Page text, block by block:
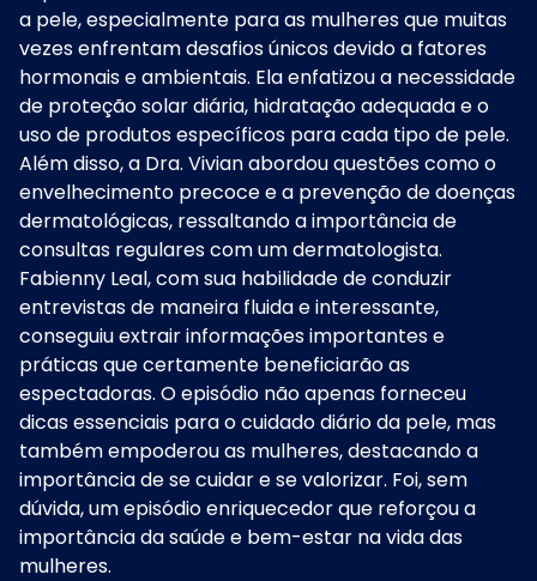
a pele, especialmente para as mulheres que muitas
vezes enfrentam desafios únicos devido a fatores
hormonais e ambientais. Ela enfatizou a necessidade
de proteção solar diária, hidratação adequada e o
uso de produtos específicos para cada tipo de pele.
Além disso, a Dra. Vivian abordou questões como o
envelhecimento precoce e a prevenção de doenças
dermatológicas, ressaltando a importância de
consultas regulares com um dermatologista.
Fabienny Leal, com sua habilidade de conduzir
entrevistas de maneira fluida e interessante,
conseguiu extrair informações importantes e
práticas que certamente beneficiarão as
espectadoras. O episódio não apenas forneceu
dicas essenciais para o cuidado diário da pele, mas
também empoderou as mulheres, destacando a
importância de se cuidar e se valorizar. Foi, sem
dúvida, um episódio enriquecedor que reforçou a
importância da saúde e bem-estar na vida das
mulheres.